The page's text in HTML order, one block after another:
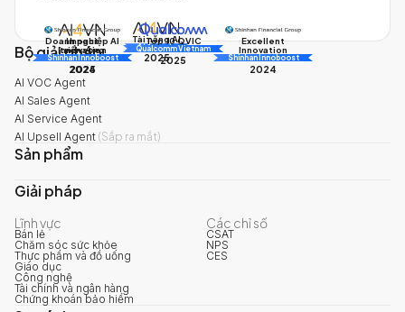
Doanh nghiệp AI
triển vọng
AI Awards
2025
Tài năng AI
AI Awards
2025
Excellent
Innovation
Shinhan Innoboost
2024
Impact
Innovation
Shinhan Innoboost
2024
Top 10 QVIC
Qualcomm Vietnam
2025
Bộ giải pháp
AI VOC Agent
AI Sales Agent
AI Service Agent
AI Upsell Agent (Sắp ra mắt)
Sản phẩm
Giải pháp
Lĩnh vực
Bán lẻ
Chăm sóc sức khỏe
Thực phẩm và đồ uống
Giáo dục
Công nghệ
Tài chính và ngân hàng
Chứng khoán bảo hiểm
Các chỉ số
CSAT
NPS
CES